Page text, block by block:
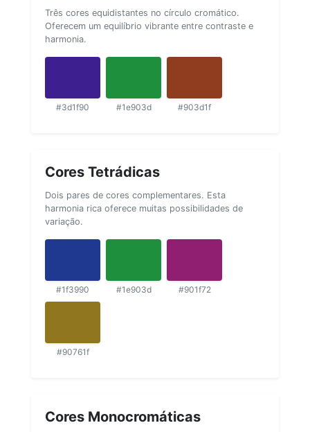
Três cores equidistantes no círculo cromático.
Oferecem um equilíbrio vibrante entre contraste e
harmonia.
#3d1f90 #1e903d #903d1f
Cores Tetrádicas
Dois pares de cores complementares. Esta
harmonia rica oferece muitas possibilidades de
variação.
#1f3990 #1e903d #901f72
#90761f
Cores Monocromáticas